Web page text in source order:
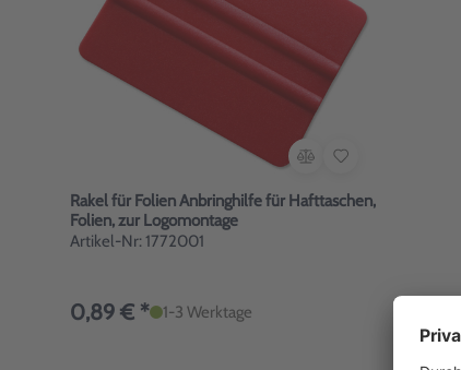
Rakel für Folien Anbringhilfe für Hafttaschen,
Folien, zur Logomontage
Artikel-Nr: 1772001
0,89 € * 1-3 Werktage